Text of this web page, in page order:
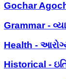
Gochar
Grammar -
Health -
Historical -